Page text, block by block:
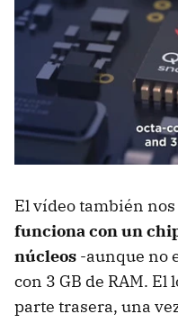
El vídeo también nos
funciona con un
núcleos -aunque no
con 3 GB de RAM. El
parte trasera, una